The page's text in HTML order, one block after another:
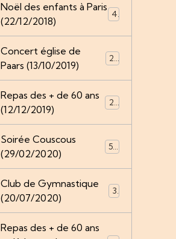
Noël des enfants à Paris
(22/12/2018)
4
Concert église de
Paars (13/10/2019)
28
Repas des + de 60 ans
(12/12/2019)
25
Soirée Couscous
(29/02/2020)
52
Club de Gymnastique
(20/07/2020)
3
Repas des + de 60 ans